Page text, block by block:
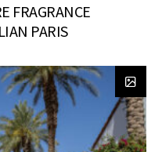
FRAGRANCE
PARIS